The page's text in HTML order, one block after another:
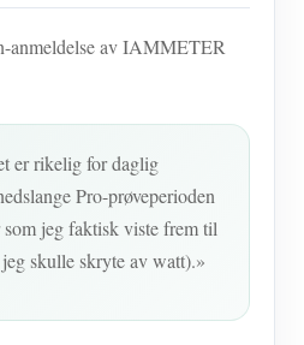
anmeldelse av IAMMETER
er rikelig for daglig
Pro-prøveperioden
som jeg faktisk viste frem til
skulle skryte av watt).»